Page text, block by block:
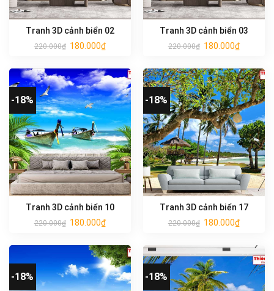
Tranh 3D cảnh biển 02
220.000₫ 180.000₫
Tranh 3D cảnh biển 03
220.000₫ 180.000₫
-18%
Tranh 3D cảnh biển 10
220.000₫ 180.000₫
-18%
Tranh 3D cảnh biển 17
220.000₫ 180.000₫
-18% -18%